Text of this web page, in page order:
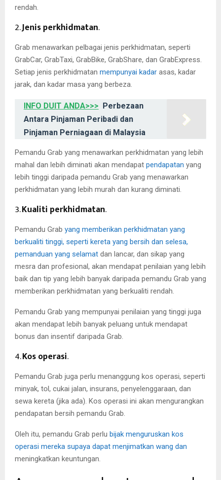
rendah.
2.Jenis perkhidmatan.
Grab menawarkan pelbagai jenis perkhidmatan, seperti
GrabCar, GrabTaxi, GrabBike, GrabShare, dan GrabExpress.
Setiap jenis perkhidmatan mempunyai kadar asas, kadar
jarak, dan kadar masa yang berbeza.
INFO DUIT ANDA>>> Perbezaan
Antara Pinjaman Peribadi dan
Pinjaman Perniagaan di Malaysia
Pemandu Grab yang menawarkan perkhidmatan yang lebih
mahal dan lebih diminati akan mendapat pendapatan yang
lebih tinggi daripada pemandu Grab yang menawarkan
perkhidmatan yang lebih murah dan kurang diminati.
3.Kualiti perkhidmatan.
Pemandu Grab yang memberikan perkhidmatan yang
berkualiti tinggi, seperti kereta yang bersih dan selesa,
pemanduan yang selamat dan lancar, dan sikap yang
mesra dan profesional, akan mendapat penilaian yang lebih
baik dan tip yang lebih banyak daripada pemandu Grab yang
memberikan perkhidmatan yang berkualiti rendah.
Pemandu Grab yang mempunyai penilaian yang tinggi juga
akan mendapat lebih banyak peluang untuk mendapat
bonus dan insentif daripada Grab.
4.Kos operasi.
Pemandu Grab juga perlu menanggung kos operasi, seperti
minyak, tol, cukai jalan, insurans, penyelenggaraan, dan
sewa kereta (jika ada). Kos operasi ini akan mengurangkan
pendapatan bersih pemandu Grab.
Oleh itu, pemandu Grab perlu bijak menguruskan kos
operasi mereka supaya dapat menjimatkan wang dan
meningkatkan keuntungan.